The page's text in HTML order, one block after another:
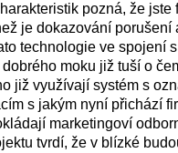
pozná, že jste
je dokazování porušení
technologie ve spojení
moku již tuší o
již využívají systém s
s jakým nyní přichází
marketingoví
tvrdí, že v blízké